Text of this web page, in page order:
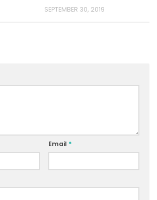
SEPTEMBER 30, 2019
Email *